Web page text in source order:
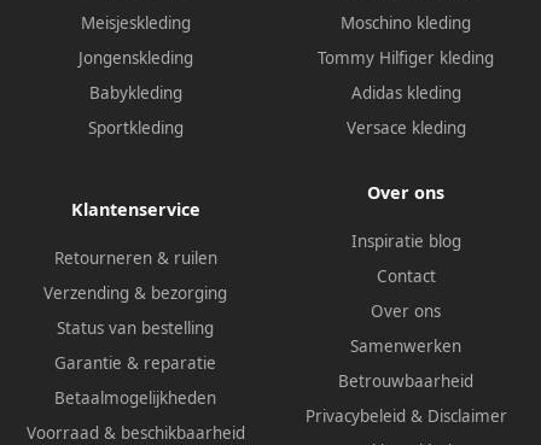
Meisjeskleding
Jongenskleding
Babykleding
Sportkleding
Moschino kleding
Tommy Hilfiger kleding
Adidas kleding
Versace kleding
Klantenservice
Retourneren & ruilen
Verzending & bezorging
Status van bestelling
Garantie & reparatie
Betaalmogelijkheden
Voorraad & beschikbaarheid
Over ons
Inspiratie blog
Contact
Over ons
Samenwerken
Betrouwbaarheid
Privacybeleid & Disclaimer